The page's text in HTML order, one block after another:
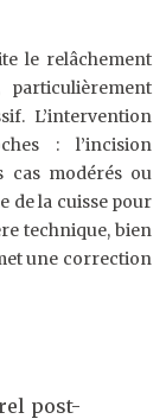
le relâchement
L’intervention
: l’incision
modérés ou
de la cuisse pour
technique, bien
une correction
post-